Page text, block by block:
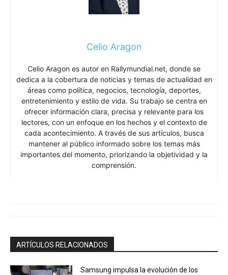
Celio Aragon
Celio Aragon es autor en Rallymundial.net, donde se
dedica a la cobertura de noticias y temas de actualidad en
áreas como política, negocios, tecnología, deportes,
entretenimiento y estilo de vida. Su trabajo se centra en
ofrecer información clara, precisa y relevante para los
lectores, con un enfoque en los hechos y el contexto de
cada acontecimiento. A través de sus artículos, busca
mantener al público informado sobre los temas más
importantes del momento, priorizando la objetividad y la
comprensión.
ARTÍCULOS RELACIONADOS
Samsung impulsa la evolución de los